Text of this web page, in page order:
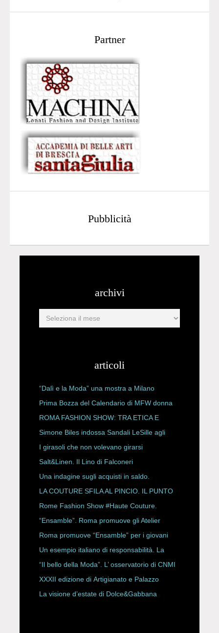
Partner
Pubblicità
archivi
articoli
“Dalì e la Moda” una mostra a Milano
Prima Bozza del Calendario di MFW donna
P/E 2027
ROMA FASHION SHOW: TRA ETICA E
HAUTE COUTURE
Simone Biles indossa Sandali LeSille agli
ESPY Awards 2026
I girasoli che non volevano girarsi
Salt&Linen. Il Lino di Falconeri
Una indagine sugli acquisti in saldo.
LA COUTURE SFILA AL PINCIO. IL PUNTO
CON ALESSANDRO ONORATO E
ROBERTA ANGELILLI
Rome Fashion Show #Haute Couture.
“Ensamble”. Roma promuove gli Atelier
Storici
Roma promuove “Ensamble” per i giovani
Un esempio italiano di responsabilità. La
Rete Slow Fiber
“Il bello della Moda”. L’ osservatorio di CNMI
XXXII edizione di Artigianato e Palazzo
La visione d’estate di Dolce&Gabbana